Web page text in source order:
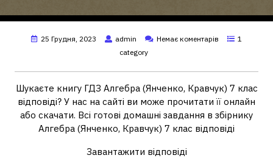
25 Грудня, 2023 admin Немає коментарів
1
category
Шукаєте книгу ГДЗ Алгебра (Янченко, Кравчук) 7 клас
відповіді? У нас на сайті ви може прочитати її онлайн
або скачати. Всі готові домашні завдання в збірнику
Алгебра (Янченко, Кравчук) 7 клас відповіді
Завантажити відповіді